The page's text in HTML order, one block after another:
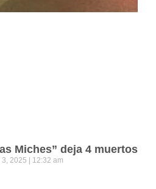
Miches” deja 4 muertos
2025 12:32 am